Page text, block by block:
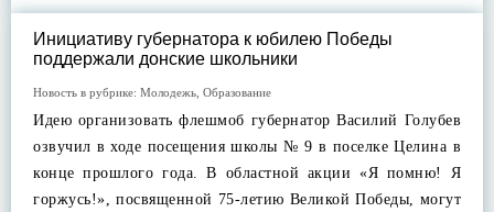
Инициативу губернатора к юбилею Победы
поддержали донские школьники
Новость в рубрике: Молодежь Образование
Идею организовать флешмоб губернатор Василий Голубев
озвучил в ходе посещения школы № 9 в поселке Целина в
конце прошлого года. В областной акции «Я помню! Я
горжусь!», посвященной 75-летию Великой Победы, могут